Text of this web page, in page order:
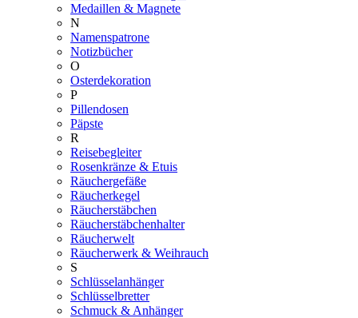
Medaillen & Magnete
N
Namenspatrone
Notizbücher
O
Osterdekoration
P
Pillendosen
Päpste
R
Reisebegleiter
Rosenkränze & Etuis
Räuchergefäße
Räucherkegel
Räucherstäbchen
Räucherstäbchenhalter
Räucherwelt
Räucherwerk & Weihrauch
S
Schlüsselanhänger
Schlüsselbretter
Schmuck & Anhänger